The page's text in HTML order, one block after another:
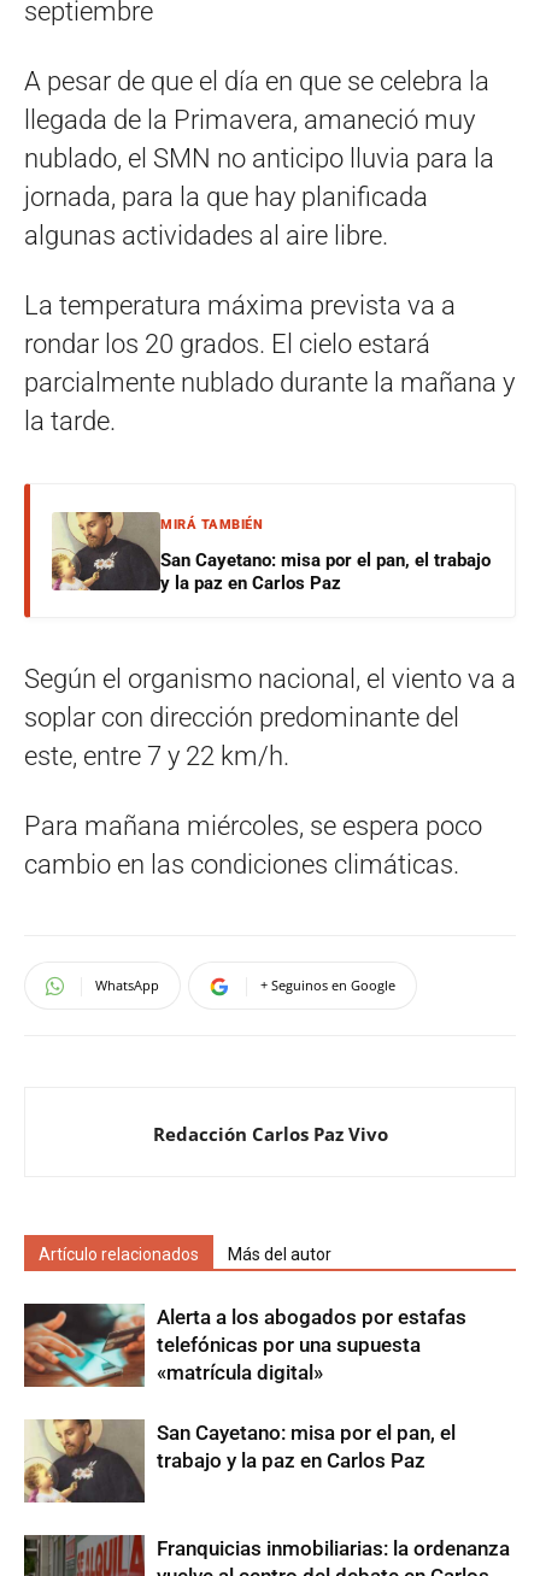
septiembre
A pesar de que el día en que se celebra la
llegada de la Primavera, amaneció muy
nublado, el SMN no anticipo lluvia para la
jornada, para la que hay planificada
algunas actividades al aire libre.
La temperatura máxima prevista va a
rondar los 20 grados. El cielo estará
parcialmente nublado durante la mañana y
la tarde.
MIRÁ TAMBIÉN
San Cayetano: misa por el pan, el trabajo
y la paz en Carlos Paz
Según el organismo nacional, el viento va a
soplar con dirección predominante del
este, entre 7 y 22 km/h.
Para mañana miércoles, se espera poco
cambio en las condiciones climáticas.
WhatsApp + Seguinos en Google
Redacción Carlos Paz Vivo
Artículo relacionados Más del autor
Alerta a los abogados por estafas
telefónicas por una supuesta
«matrícula digital»
San Cayetano: misa por el pan, el
trabajo y la paz en Carlos Paz
Franquicias inmobiliarias: la ordenanza